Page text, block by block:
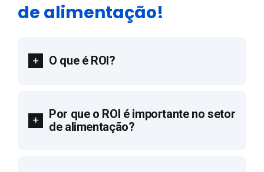
de alimentação!
O que é ROI?
Por que o ROI é importante no setor
de alimentação?